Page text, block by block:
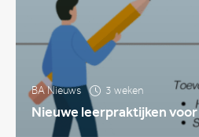
BA Nieuws 3 weken
Nieuwe leerpraktijken